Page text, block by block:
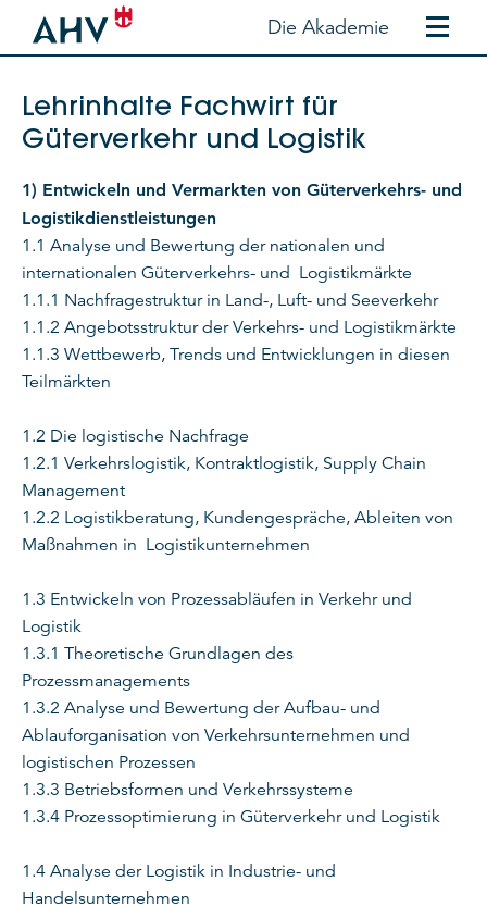
Die Akademie
Lehrinhalte Fachwirt für
Güterverkehr und Logistik
1) Entwickeln und Vermarkten von Güterverkehrs- und
Logistikdienstleistungen
1.1 Analyse und Bewertung der nationalen und
internationalen Güterverkehrs- und Logistikmärkte
1.1.1 Nachfragestruktur in Land-, Luft- und Seeverkehr
1.1.2 Angebotsstruktur der Verkehrs- und Logistikmärkte
1.1.3 Wettbewerb, Trends und Entwicklungen in diesen
Teilmärkten
1.2 Die logistische Nachfrage
1.2.1 Verkehrslogistik, Kontraktlogistik, Supply Chain
Management
1.2.2 Logistikberatung, Kundengespräche, Ableiten von
Maßnahmen in Logistikunternehmen
1.3 Entwickeln von Prozessabläufen in Verkehr und
Logistik
1.3.1 Theoretische Grundlagen des
Prozessmanagements
1.3.2 Analyse und Bewertung der Aufbau- und
Ablauforganisation von Verkehrsunternehmen und
logistischen Prozessen
1.3.3 Betriebsformen und Verkehrssysteme
1.3.4 Prozessoptimierung in Güterverkehr und Logistik
1.4 Analyse der Logistik in Industrie- und
Handelsunternehmen